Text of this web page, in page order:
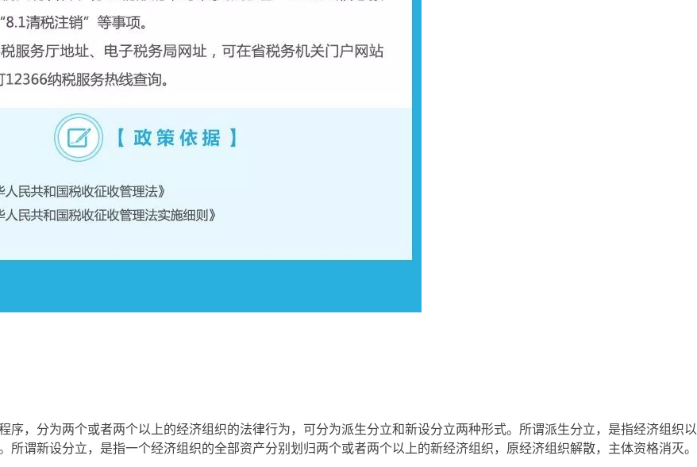
，分为两个或者两个以上的经济组织的法律行为，可分为派生分立和新设分立两种形式。所谓派生分立，是指经济组织以
谓新设分立，是指一个经济组织的全部资产分别划归两个或者两个以上的新经济组织，原经济组织解散，主体资格消灭。